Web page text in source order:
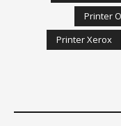
Printer
Printer Xerox